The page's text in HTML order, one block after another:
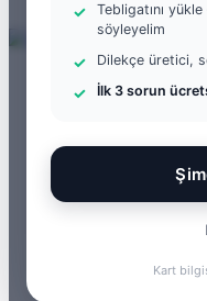
Tebligatını
söyleyelim
Dilekçe üretici,
İlk 3 sorun
Kart
Kayıt Ol
BILGI BANKASI
Medeni
Vergi &
Frenchasıng